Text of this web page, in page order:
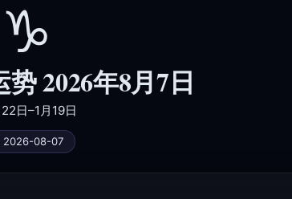
♑
2026年8月7日
日–1月19日
2026-08-07